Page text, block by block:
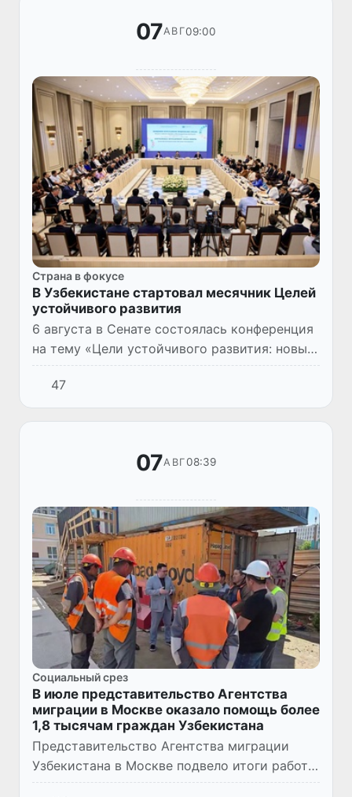
07АВГ09:00
Страна в фокусе
В Узбекистане стартовал месячник Целей
устойчивого развития
6 августа в Сенате состоялась конференция
на тему «Цели устойчивого развития: новый
этап национального развития», официально
давшая старт месячнику Целей устойчивого
развития.
47
07АВГ08:39
Социальный срез
В июле представительство Агентства
миграции в Москве оказало помощь более
1,8 тысячам граждан Узбекистана
Представительство Агентства миграции
Узбекистана в Москве подвело итоги работы
за июль 2026 года. За месяц социальную,